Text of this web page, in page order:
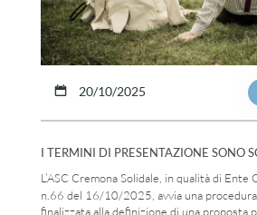
20/10/2025
I TERMINI DI PRESENTAZIONE SONO
L’ASC Cremona Solidale, in qualità di
n.66 del 16/10/2025, avvia una
finalizzata alla definizione di una proposta